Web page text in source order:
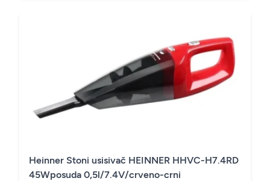
Heinner Stoni usisivač HEINNER HHVC-H7.4RD
45Wposuda 0,5l/7.4V/crveno-crni